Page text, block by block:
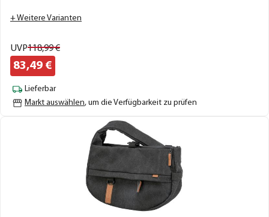
+ Weitere Varianten
UVP118,99€
83,49 €
Lieferbar
Markt auswählen, um die Verfügbarkeit zu prüfen